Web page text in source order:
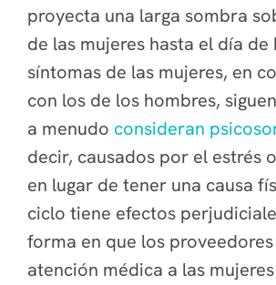
proyecta una larga sombra
de las mujeres hasta el día de
síntomas de las mujeres, en
con los de los hombres,
a menudo consideran
decir, causados por el estrés
en lugar de tener una causa
ciclo tiene efectos
forma en que los
atención médica a las